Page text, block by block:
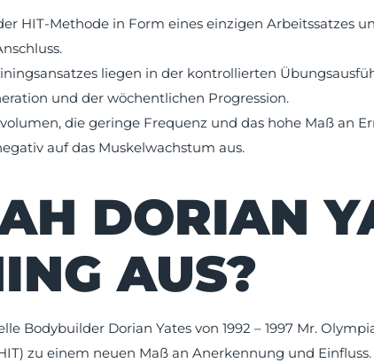
HIT-Methode in Form eines einzigen Arbeitssatzes
liegen in der kontrollierten
und der wöchentlichen Progression.
die geringe Frequenz und das hohe Maß an
auf das Muskelwachstum aus.
DORIAN
AUS?
Bodybuilder Dorian Yates von 1992 – 1997 Mr.
zu einem neuen Maß an Anerkennung und